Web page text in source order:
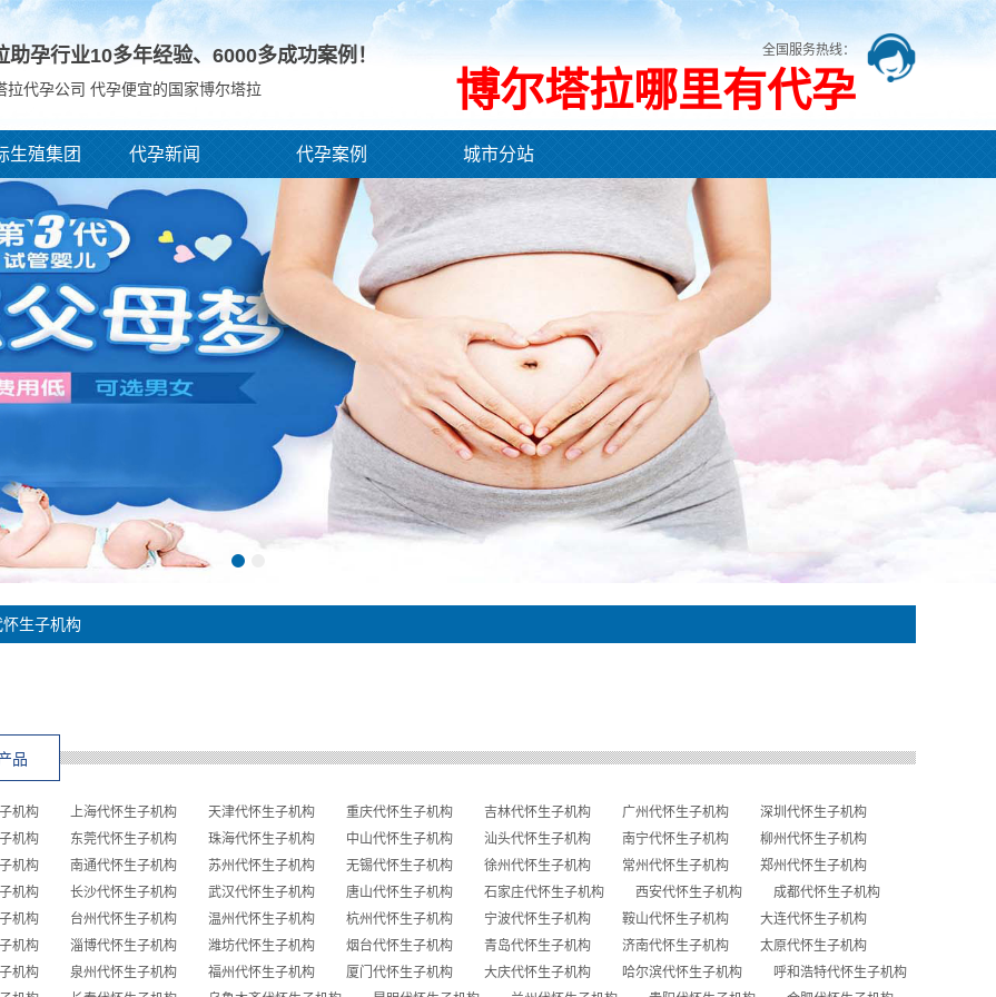
助孕行业10多年经验、 6000多成功案例！
拉代孕公司 代孕便宜的国家博尔塔拉
全国服务热线：
博尔塔拉哪里有代孕
生殖集团 代孕新闻 代孕案例 城市分站
怀生子机构
品
机构 上海代怀生子机构 天津代怀生子机构 重庆代怀生子机构 吉林代怀生子机构 广州代怀生子机构
深圳代怀生子机构
机构
东莞代怀生子机构 珠海代怀生子机构 中山代怀生子机构 汕头代怀生子机构 南宁代怀生子机构
柳州代怀生子机构
机构
南通代怀生子机构 苏州代怀生子机构 无锡代怀生子机构 徐州代怀生子机构 常州代怀生子机构
郑州代怀生子机构
机构
长沙代怀生子机构 武汉代怀生子机构 唐山代怀生子机构 石家庄代怀生子机构 西安代怀生子机构
成都代怀生子机构
机构
台州代怀生子机构 温州代怀生子机构 杭州代怀生子机构 宁波代怀生子机构 鞍山代怀生子机构
大连代怀生子机构
机构
淄博代怀生子机构 潍坊代怀生子机构 烟台代怀生子机构 青岛代怀生子机构 济南代怀生子机构
太原代怀生子机构
机构
泉州代怀生子机构 福州代怀生子机构 厦门代怀生子机构 大庆代怀生子机构 哈尔滨代怀生子机构
呼和浩特代怀生子机构